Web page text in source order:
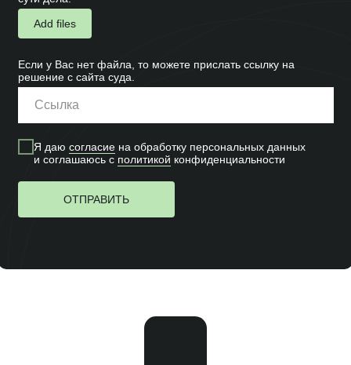
Add files
Если у Вас нет файла, то можете прислать ссылку на
решение с сайта суда.
Я даюсогласие на обработку персональных данных
и соглашаюсь c политикой конфиденциальности
ОТПРАВИТЬ